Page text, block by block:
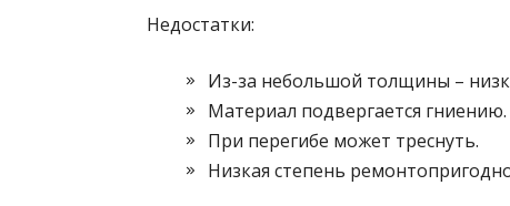
Недостатки:
Из-за небольшой толщины –
Материал подвергается гниению.
При перегибе может треснуть.
Низкая степень